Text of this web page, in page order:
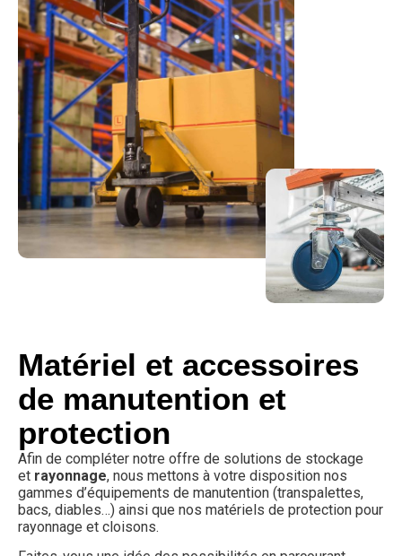
Matériel et accessoires
de manutention et
protection
Afin de compléter notre offre de solutions de stockage
et rayonnage, nous mettons à votre disposition nos
gammes d’équipements de manutention (transpalettes,
bacs, diables…) ainsi que nos matériels de protection pour
rayonnage et cloisons.